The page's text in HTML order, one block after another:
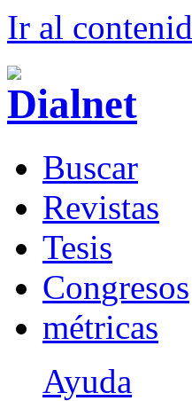
Ir al contenid
Buscar
Revistas
Tesis
Congresos
métricas
Ayuda